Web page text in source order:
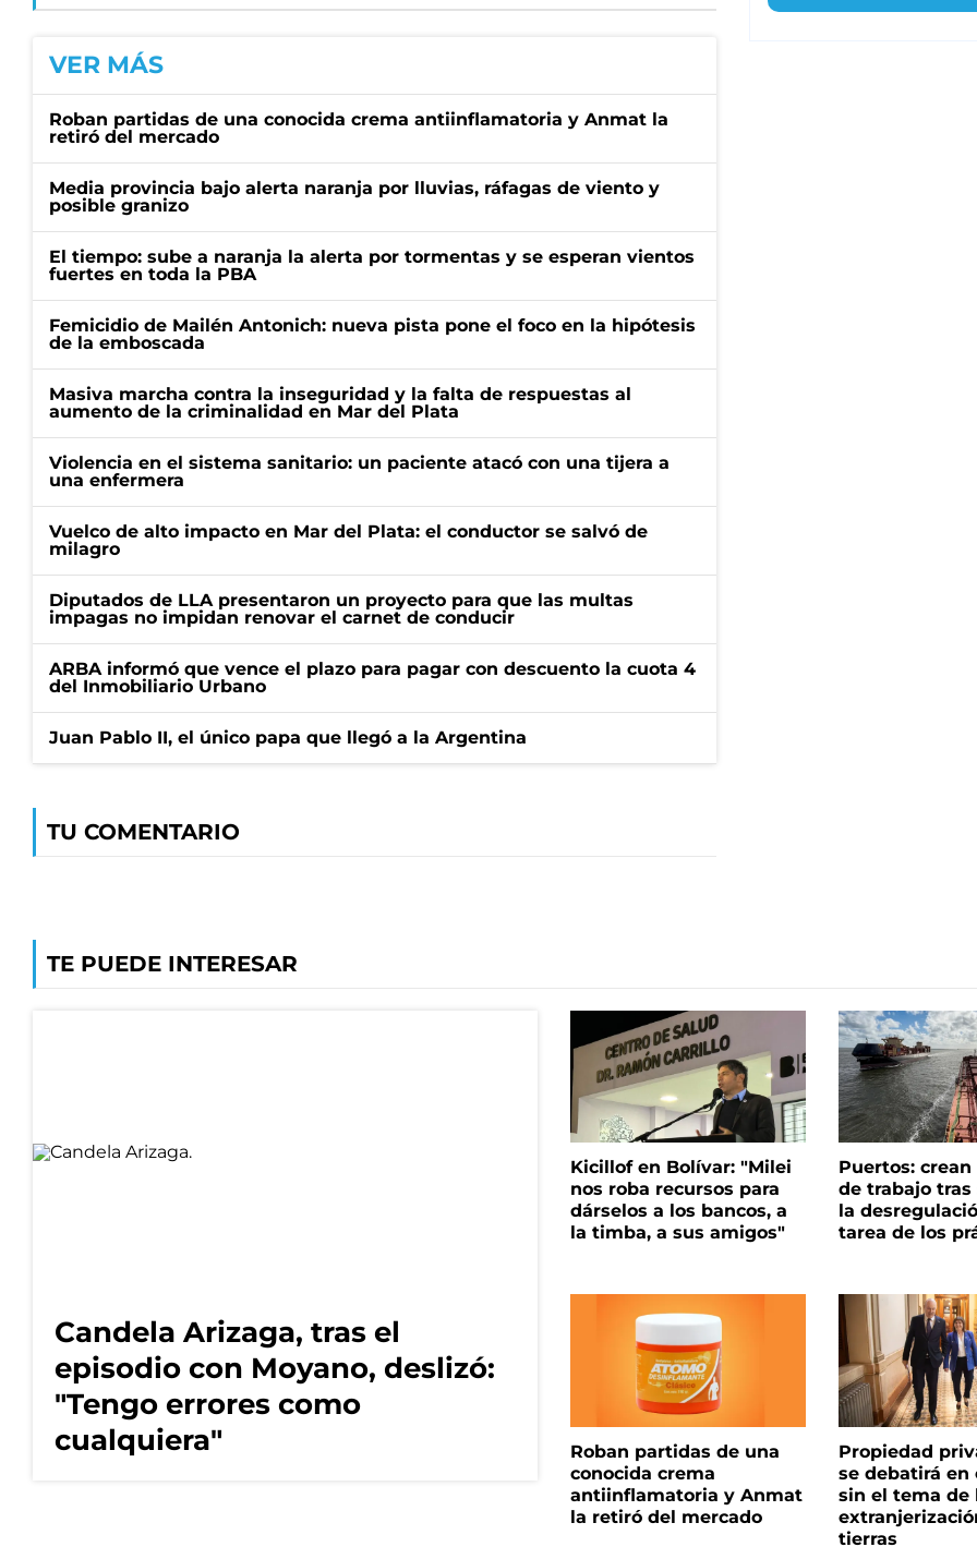
VER MÁS
Roban partidas de una conocida crema antiinflamatoria y Anmat la
retiró del mercado
Media provincia bajo alerta naranja por lluvias, ráfagas de viento y
posible granizo
El tiempo: sube a naranja la alerta por tormentas y se esperan vientos
fuertes en toda la PBA
Femicidio de Mailén Antonich: nueva pista pone el foco en la hipótesis
de la emboscada
Masiva marcha contra la inseguridad y la falta de respuestas al
aumento de la criminalidad en Mar del Plata
Violencia en el sistema sanitario: un paciente atacó con una tijera a
una enfermera
Vuelco de alto impacto en Mar del Plata: el conductor se salvó de
milagro
Diputados de LLA presentaron un proyecto para que las multas
impagas no impidan renovar el carnet de conducir
ARBA informó que vence el plazo para pagar con descuento la cuota 4
del Inmobiliario Urbano
Juan Pablo II, el único papa que llegó a la Argentina
TU COMENTARIO
TE PUEDE INTERESAR
Candela Arizaga, tras el
episodio con Moyano, deslizó:
"Tengo errores como
cualquiera"
Kicillof en Bolívar: "Milei
nos roba recursos para
dárselos a los bancos, a
la timba, a sus amigos"
Puertos:
de trabajo tras
la
tarea de los
Roban partidas de una
conocida crema
antiinflamatoria y Anmat
la retiró del mercado
Propiedad
se debatirá en
sin el tema de
tierras